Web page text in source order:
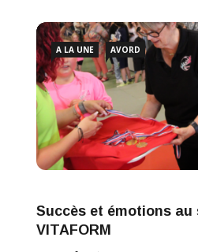
A LA UNE AVORD
Succès et émotions au
VITAFORM